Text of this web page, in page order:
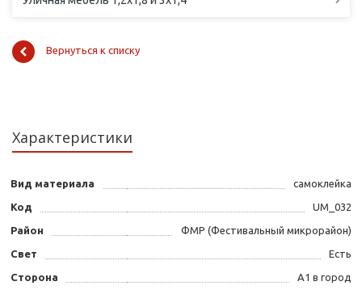
Вернуться к списку
Характеристики
Вид материала самоклейка
Код UM_032
Район ФМР (Фестивальный микрорайон)
Свет Есть
Сторона А1 в город